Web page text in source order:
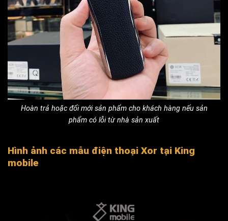
Hoàn trả hoặc đổi mới sản phẩm cho khách hàng nếu sản
phẩm có lỗi từ nhà sản xuất
Hình ảnh các mẫu điện thoại Xor tại King
mobile